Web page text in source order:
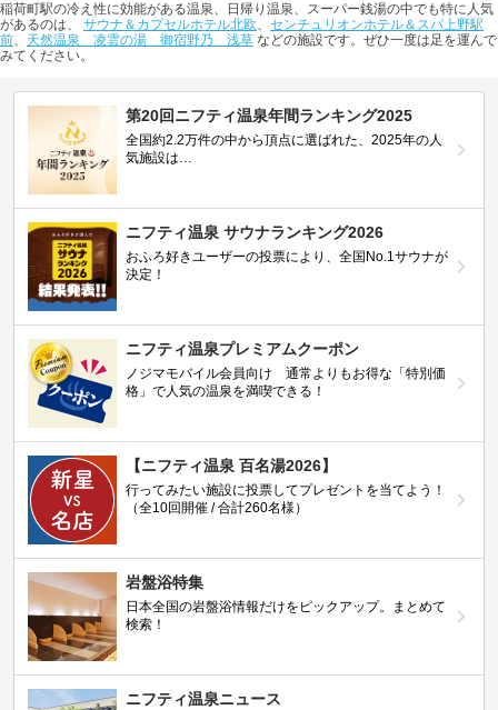
稲荷町駅の冷え性に効能がある温泉、日帰り温泉、スーパー銭湯の中でも特に人気
があるのは、 サウナ＆カプセルホテル北欧、 センチュリオンホテル＆スパ上野駅
前、 天然温泉 凌雲の湯 御宿野乃 浅草 などの施設です。ぜひ一度は足を運んで
みてください。
第20回ニフティ温泉年間ランキング2025
全国約2.2万件の中から頂点に選ばれた、2025年の人
気施設は…
ニフティ温泉 サウナランキング2026
おふろ好きユーザーの投票により、全国No.1サウナが
決定！
ニフティ温泉プレミアムクーポン
ノジマモバイル会員向け 通常よりもお得な「特別価
格」で人気の温泉を満喫できる！
【ニフティ温泉 百名湯2026】
行ってみたい施設に投票してプレゼントを当てよう！
（全10回開催 / 合計260名様）
岩盤浴特集
日本全国の岩盤浴情報だけをピックアップ。まとめて
検索！
ニフティ温泉ニュース